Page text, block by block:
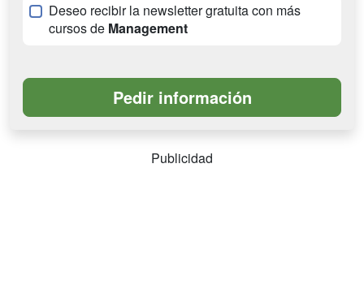
Deseo recibir la newsletter gratuita con más
cursos de Management
Publicidad